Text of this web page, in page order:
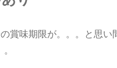
賞味期限が。。。と思い